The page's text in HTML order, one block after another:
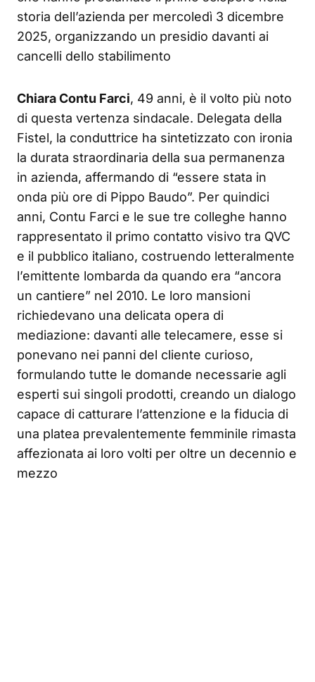
storia dell’azienda per mercoledì 3 dicembre
2025, organizzando un presidio davanti ai
cancelli dello stabilimento
Chiara Contu Farci, 49 anni, è il volto più noto
di questa vertenza sindacale. Delegata della
Fistel, la conduttrice ha sintetizzato con ironia
la durata straordinaria della sua permanenza
in azienda, affermando di “essere stata in
onda più ore di Pippo Baudo”. Per quindici
anni, Contu Farci e le sue tre colleghe hanno
rappresentato il primo contatto visivo tra QVC
e il pubblico italiano, costruendo letteralmente
l’emittente lombarda da quando era “ancora
un cantiere” nel 2010. Le loro mansioni
richiedevano una delicata opera di
mediazione: davanti alle telecamere, esse si
ponevano nei panni del cliente curioso,
formulando tutte le domande necessarie agli
esperti sui singoli prodotti, creando un dialogo
capace di catturare l’attenzione e la fiducia di
una platea prevalentemente femminile rimasta
affezionata ai loro volti per oltre un decennio e
mezzo